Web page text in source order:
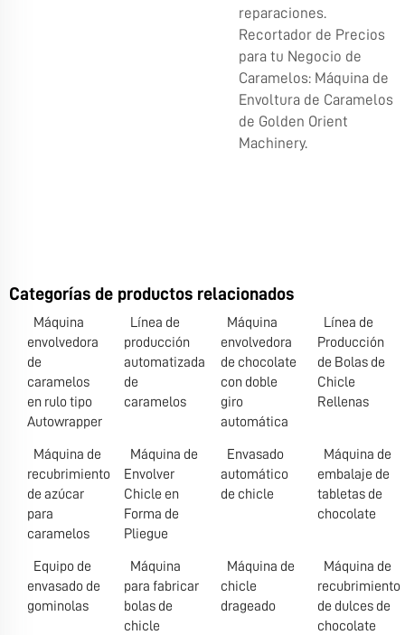
reparaciones.
Recortador de Precios
para tu Negocio de
Caramelos: Máquina de
Envoltura de Caramelos
de Golden Orient
Machinery.
Categorías de productos relacionados
Máquina
envolvedora
de
caramelos
en rulo tipo
Autowrapper
Línea de
producción
automatizada
de
caramelos
Máquina
envolvedora
de chocolate
con doble
giro
automática
Línea de
Producción
de Bolas de
Chicle
Rellenas
Máquina de
recubrimiento
de azúcar
para
caramelos
Máquina de
Envolver
Chicle en
Forma de
Pliegue
Envasado
automático
de chicle
Máquina de
embalaje de
tabletas de
chocolate
Equipo de
envasado de
gominolas
Máquina
para fabricar
bolas de
chicle
Máquina de
chicle
drageado
Máquina de
recubrimiento
de dulces de
chocolate